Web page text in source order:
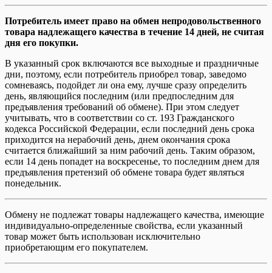
Потребитель имеет право на обмен непродовольственного
товара надлежащего качества в течение 14 дней, не считая
дня его покупки.
В указанный срок включаются все выходные и праздничные
дни, поэтому, если потребитель приобрел товар, заведомо
сомневаясь, подойдет ли она ему, лучше сразу определить
день, являющийся последним (или предпоследним для
предъявления требований об обмене). При этом следует
учитывать, что в соответствии со ст. 193 Гражданского
кодекса Российской Федерации, если последний день срока
приходится на нерабочий день, днем окончания срока
считается ближайший за ним рабочий день. Таким образом,
если 14 день попадет на воскресенье, то последним днем для
предъявления претензий об обмене товара будет являться
понедельник.
Обмену не подлежат товары надлежащего качества, имеющие
индивидуально-определенные свойства, если указанный
товар может быть использован исключительно
приобретающим его покупателем.